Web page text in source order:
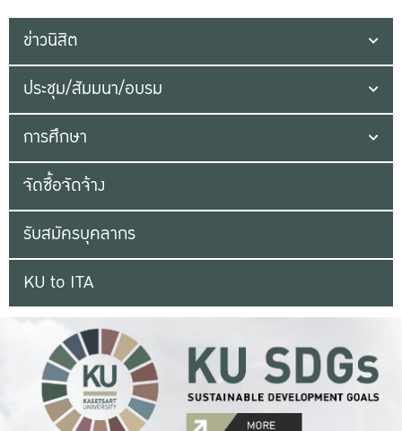
ข่าวนิสิต
ประชุม/สัมมนา/อบรม
การศึกษา
จัดซื้อจัดจ้าง
รับสมัครบุคลากร
KU to ITA